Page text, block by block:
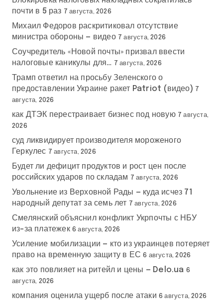
почти в 5 раз 7 августа, 2026
Михаил Федоров раскритиковал отсутствие
министра обороны — видео 7 августа, 2026
Соучредитель «Новой почты» призвал ввести
налоговые каникулы для… 7 августа, 2026
Трамп ответил на просьбу Зеленского о
предоставлении Украине ракет Patriot (видео) 7
августа, 2026
как ДТЭК перестраивает бизнес под новую 7 августа,
2026
суд ликвидирует производителя мороженого
Геркулес 7 августа, 2026
Будет ли дефицит продуктов и рост цен после
российских ударов по складам 7 августа, 2026
Увольнение из Верховной Рады — куда исчез 71
народный депутат за семь лет 7 августа, 2026
Смелянский объяснил конфликт Укрпочты с НБУ
из-за платежек 6 августа, 2026
Усиление мобилизации — кто из украинцев потеряет
право на временную защиту в ЕС 6 августа, 2026
как это повлияет на ритейл и цены — Delo.ua 6
августа, 2026
компания оценила ущерб после атаки 6 августа, 2026